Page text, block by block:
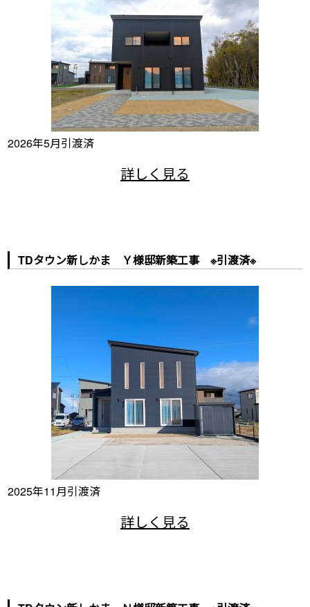
2026年5月引渡済
TDタウン新しかま Ｙ様邸新築工事 ※引渡済※
2025年11月引渡済